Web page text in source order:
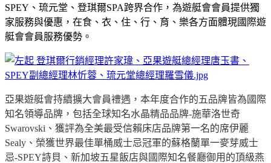
SPEY 、琉元堂、登琪爾SPA跨界合作，為遊艇會會員提供獨
家服務與優惠，在食、衣、住、行、育、樂各方面體現國際遊
艇會會員服務優勢。
亞果遊艇會持續擴大會員禮遇，本年度合作的五品牌皆為國際
知名領導品牌，包括全球知名水晶精品品牌-施華洛世奇
Swarovski 、獲評為全美最受信賴床店品牌第一名的席伊麗
Sealy 、榮獲世界最佳單桶威士忌冠軍的蘇格蘭單一麥芽威士
忌-SPEY詩貝、新加坡五星飯店與國際知名餐廳御用的頂級燕